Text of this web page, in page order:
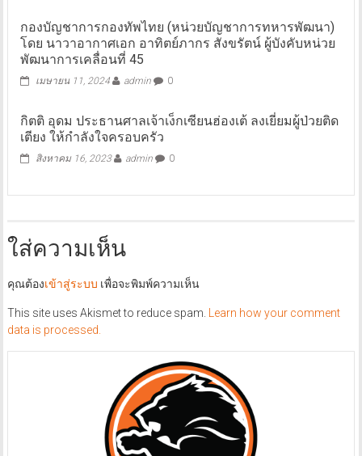
กองบัญชาการกองทัพไทย (หน่วยบัญชาการทหารพัฒนา)
โดย นาวาอากาศเอก อาทิตย์ภากร สังขรัตน์ ผู้บังคับหน่วย
พัฒนาการเคลื่อนที่ 45
เมษายน 11, 2024 admin 0
กิตติ อุดม ประธานศาลเจ้าเง็กเซียนฮ่องเต้ ลงเยี่ยมผู้ป่วยติด
เตียง ให้กำลังใจครอบครัว
สิงหาคม 16, 2023 admin 0
ใส่ความเห็น
คุณต้องเข้าสู่ระบบ เพื่อจะพิมพ์ความเห็น
This site uses Akismet to reduce spam.
Learn how your comment
data is processed.